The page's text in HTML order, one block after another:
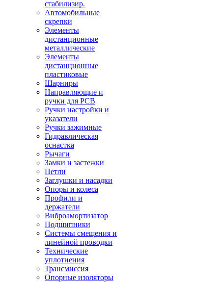
стабилизир.
Автомобильные
скрепки
Элементы
дистанционные
металлические
Элементы
дистанционные
пластиковые
Шарниры
Направляющие и
ручки для PCB
Ручки настройки и
указатели
Ручки зажимные
Гидравлическая
оснастка
Рычаги
Замки и застежки
Петли
Заглушки и насадки
Опоры и колеса
Профили и
держатели
Виброамортизатор
Подшипники
Системы смещения и
линейной проводки
Технические
уплотнения
Трансмиссия
Опорные изоляторы